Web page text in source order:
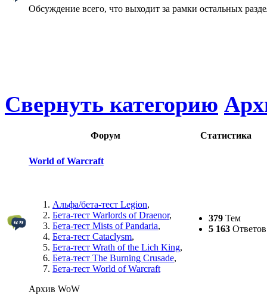
Обсуждение всего, что выходит за рамки остальных
Свернуть категорию
Форум Статистика
World of Warcraft
Альфа/бета-тест Legion,
Бета-тест Warlords of Draenor,
Бета-тест Mists of Pandaria,
Бета-тест Cataclysm,
Бета-тест Wrath of the Lich King,
Бета-тест The Burning Crusade,
Бета-тест World of Warcraft
Архив WoW
379 Тем
5 163 Ответов